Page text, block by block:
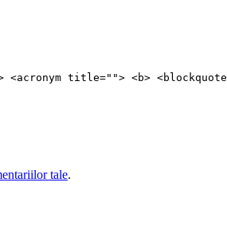
title=""> <b> <blockquote
tale.